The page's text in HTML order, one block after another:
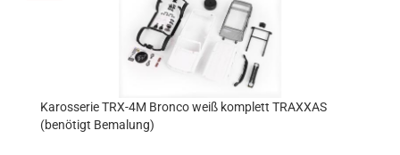
Karosserie TRX-4M Bronco weiß komplett TRAXXAS
(benötigt Bemalung)